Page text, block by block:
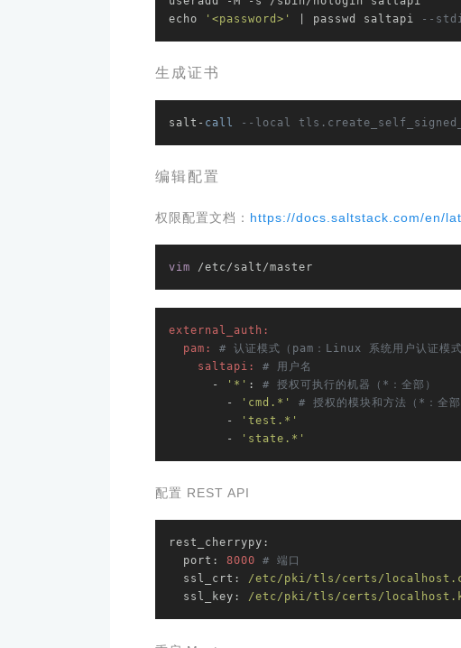
echo
'<password>' | passwd saltapi --
生成证书
salt- call --local
编辑配置
权限配置文档： https://docs.saltstack.com/en/
vim /etc/salt/master
external_auth:
pam:
# 认证模式（pam：Linux 系统用户认证模式
saltapi:
# 用户名
      -
'*' : # 授权可执行的机器（*：全部）
        -
'cmd.*'
# 授权的模块和方法（*：全部
        -
'test.*'
        -
'state.*'
配置 REST API
rest_cherrypy:
port:
8000
# 端口
ssl_crt:
/etc/pki/tls/certs/
ssl_key:
/etc/pki/tls/certs/